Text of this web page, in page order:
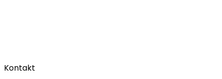
Kontakt